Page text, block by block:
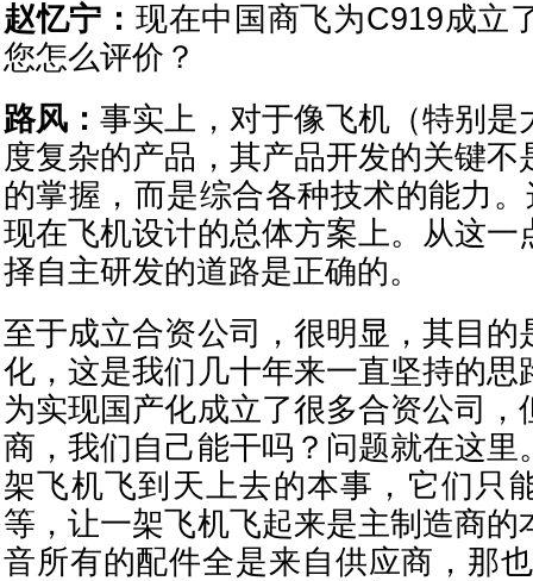
赵忆宁： 现在中国商飞为C919成立
您怎么评价？
路风：事实上，对于像飞机（特别是
度复杂的产品，其产品开发的关键不
的掌握，而是综合各种技术的能力。
现在飞机设计的总体方案上。从这一
择自主研发的道路是正确的。
至于成立合资公司，很明显，其目的
化，这是我们几十年来一直坚持的思
为实现国产化成立了很多合资公司，
商，我们自己能干吗？问题就在这里
架飞机飞到天上去的本事，它们只
等，让一架飞机飞起来是主制造商的
音所有的配件全是来自供应商，那